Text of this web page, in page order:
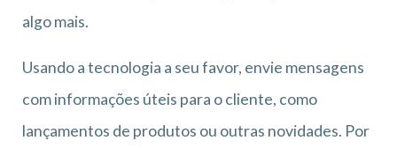
algo mais.
Usando a tecnologia a seu favor, envie mensagens
com informações úteis para o cliente, como
lançamentos de produtos ou outras novidades. Por